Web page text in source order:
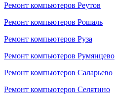
Ремонт компьютеров Реутов
Ремонт компьютеров Рошаль
Ремонт компьютеров Руза
Ремонт компьютеров Румянцево
Ремонт компьютеров Саларьево
Ремонт компьютеров Селятино